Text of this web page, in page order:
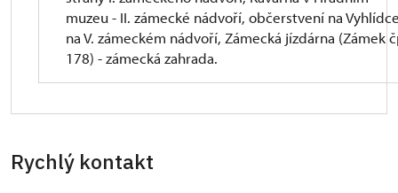
muzeu - II. zámecké nádvoří, občerstvení na
na V. zámeckém nádvoří, Zámecká jízdárna (Zámek
178) - zámecká zahrada.
Rychlý kontakt